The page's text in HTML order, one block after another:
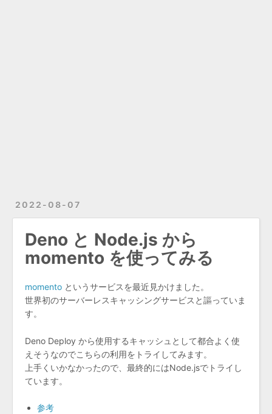
2022-08-07
Deno と Node.js から
momento を使ってみる
momento というサービスを最近見かけました。
世界初のサーバーレスキャッシングサービスと謳っていま
す。
Deno Deploy から使用するキャッシュとして都合よく使
えそうなのでこちらの利用をトライしてみます。
上手くいかなかったので、最終的にはNode.jsでトライし
ています。
参考